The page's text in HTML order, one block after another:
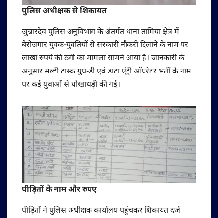
पुलिस अधीक्षक से शिकायत
जुन्नारदेव पुलिस अनुविभाग के अंतर्गत थाना तामिया क्षेत्र में
बेरोजगार युवक-युवतियों से सरकारी नौकरी दिलाने के नाम पर
लाखों रुपये की ठगी का मामला सामने आया है। जानकारी के
अनुसार मल्टी टास्क ग्रुप-डी एवं डाटा एंट्री ऑपरेटर भर्ती के नाम
पर कई युवाओं से धोखाधड़ी की गई।
पीड़ितों के नाम और रुपए
पीड़ितों ने पुलिस अधीक्षक कार्यालय पहुंचकर शिकायत दर्ज